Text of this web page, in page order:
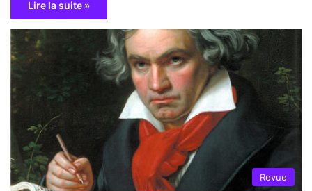
Lire la suite »
Revue